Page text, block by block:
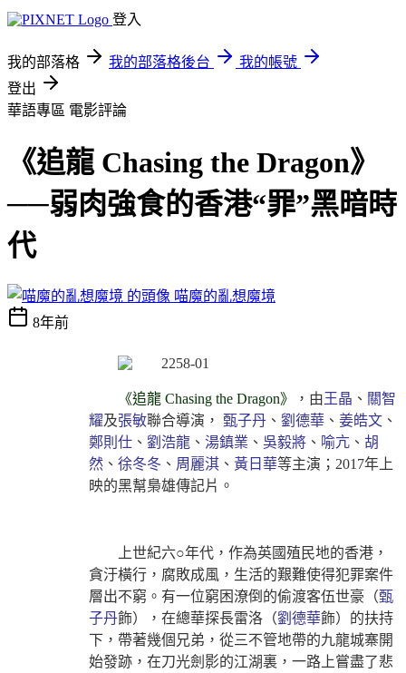
登入
我的部落格 我的部落格後台
我的帳號
登出
華語專區 電影評論
《追龍 Chasing the Dragon》
──弱肉強食的香港“罪”黑暗時
代
喵魔的亂想魔境
8年前
《追龍 Chasing the Dragon》 ，由王晶 、 關智
耀及張敏聯合導演， 甄子丹 、 劉德華 、 姜皓文 、
鄭則仕 、 劉浩龍 、 湯鎮業 、 吳毅將 、 喻亢 、 胡
然 、 徐冬冬 、 周麗淇 、 黃日華等主演；2017年上
映的黑幫梟雄傳記片。
上世紀六○年代，作為英國殖民地的香港，
貪汙橫行，腐敗成風，生活的艱難使得犯罪案件
層出不窮。有一位窮困潦倒的偷渡客伍世豪（甄
子丹飾），在總華探長雷洛（劉德華飾）的扶持
下，帶著幾個兄弟，從三不管地帶的九龍城寨開
始發跡，在刀光劍影的江湖裏，一路上嘗盡了悲